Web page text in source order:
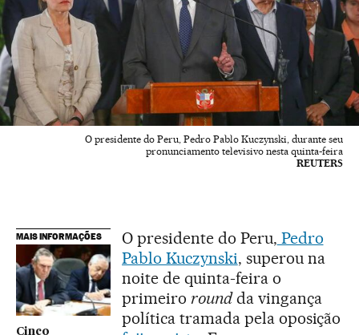
O presidente do Peru, Pedro Pablo Kuczynski, durante seu
pronunciamento televisivo nesta quinta-feira
REUTERS
MAIS INFORMAÇÕES
Cinco
O presidente do Peru, Pedro
Pablo Kuczynski, superou na
noite de quinta-feira o
primeiro roundda vingança
política tramada pela oposição